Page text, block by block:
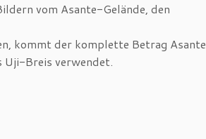
vom Asante-Gelände, den
kommt der komplette Betrag Asante
Uji-Breis verwendet.